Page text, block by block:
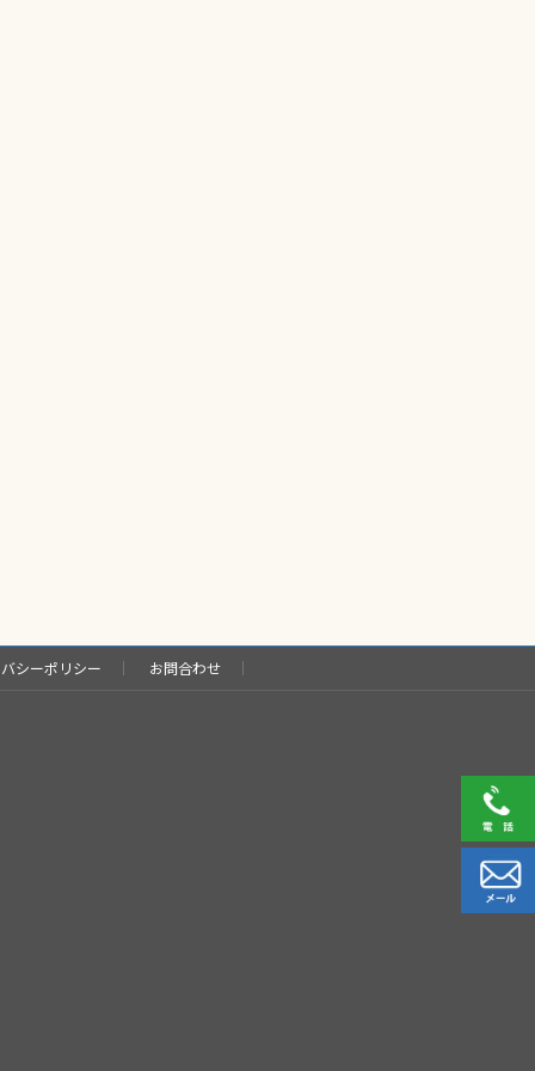
シーポリシー お問合わせ